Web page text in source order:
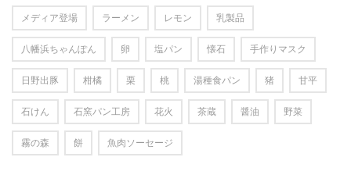
メディア登場 ラーメン レモン 乳製品
八幡浜ちゃんぽん 卵 塩パン 懐石 手作りマスク
日野出豚 柑橘 栗 桃 湯種食パン 猪 甘平
石けん 石窯パン工房 花火 茶蔵 醤油 野菜
霧の森 餅 魚肉ソーセージ